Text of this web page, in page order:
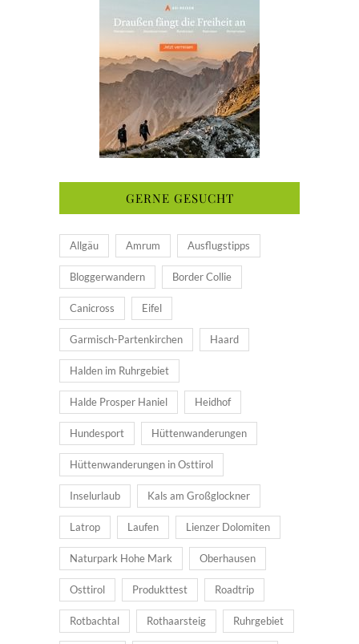
GERNE GESUCHT
Allgäu Amrum Ausflugstipps
Bloggerwandern Border Collie
Canicross Eifel
Garmisch-Partenkirchen Haard
Halden im Ruhrgebiet
Halde Prosper Haniel Heidhof
Hundesport Hüttenwanderungen
Hüttenwanderungen in Osttirol
Inselurlaub Kals am Großglockner
Latrop Laufen Lienzer Dolomiten
Naturpark Hohe Mark Oberhausen
Osttirol Produkttest Roadtrip
Rotbachtal Rothaarsteig Ruhrgebiet